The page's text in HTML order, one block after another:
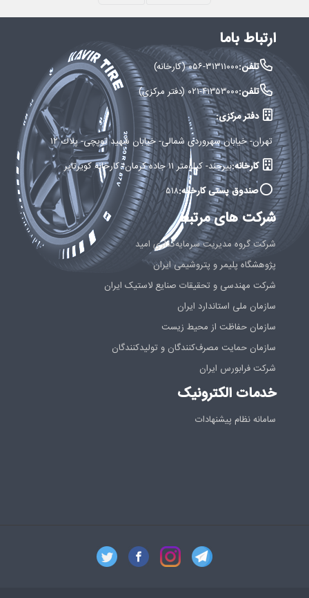
ارتباط باما
تلفن:۰۵۶-۳۱۳۱۱۰۰۰ (کارخانه)
تلفن:۰۲۱-۴۱۳۵۳۰۰۰ (دفتر مرکزی)
دفتر مرکزی:
تهران- خيابان سهروردی شمالی- خيابان شهید توپچی- پلاك ۱۲
کارخانه:بيرجند- كيلومتر ۱۱ جاده كرمان- كارخانه كويرتاير
صندوق پستی کارخانه:۵۱۸
شرکت های مرتبط
شرکت گروه مدیریت سرمایه‌گذاری امید
پژوهشگاه پلیمر و پتروشیمی ایران
شرکت مهندسی و تحقیقات صنایع لاستیک ایران
سازمان ملی استاندارد ایران
سازمان حفاظت از محیط زیست
سازمان حمایت مصرف‌کنندگان و تولیدکنندگان
شرکت فرابورس ایران
خدمات الکترونیک
سامانه نظام پیشنهادات